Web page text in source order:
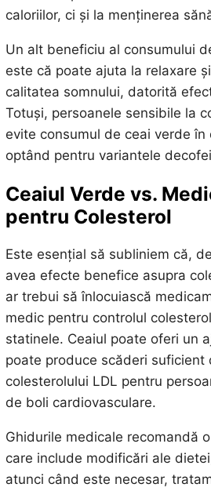
caloriilor, ci și la menținerea
Un alt beneficiu al consumului
este că poate ajuta la relaxare
calitatea somnului, datorită
Totuși, persoanele sensibile la
evite consumul de ceai verde în
optând pentru variantele
Ceaiul Verde vs.
pentru Colesterol
Este esențial să subliniem că,
avea efecte benefice asupra
ar trebui să înlocuiască
medic pentru controlul
statinele. Ceaiul poate oferi un
poate produce scăderi suficient
colesterolului LDL pentru
de boli cardiovasculare.
Ghidurile medicale recomandă
care include modificări ale
atunci când este necesar,